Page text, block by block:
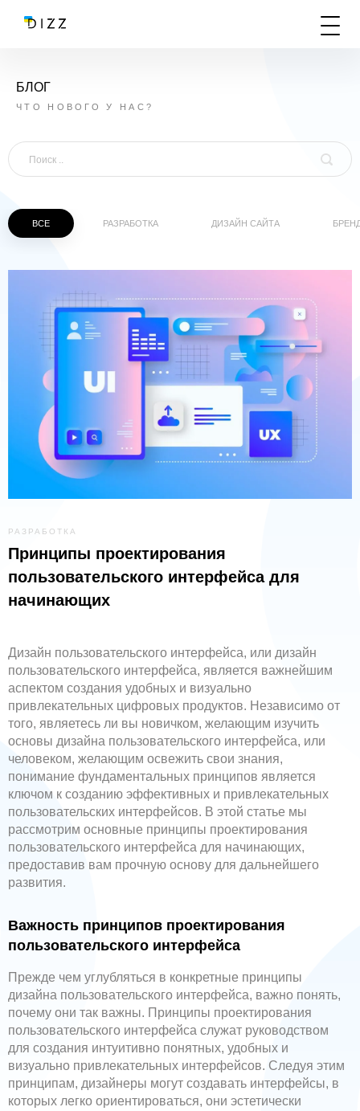
БЛОГ
ЧТО НОВОГО У НАС?
ВСЕ РАЗРАБОТКА ДИЗАЙН САЙТА
РАЗРАБОТКА
Принципы проектирования
пользовательского интерфейса для
начинающих
Дизайн пользовательского интерфейса, или дизайн
пользовательского интерфейса, является важнейшим
аспектом создания удобных и визуально
привлекательных цифровых продуктов. Независимо от
того, являетесь ли вы новичком, желающим изучить
основы дизайна пользовательского интерфейса, или
человеком, желающим освежить свои знания,
понимание фундаментальных принципов является
ключом к созданию эффективных и привлекательных
пользовательских интерфейсов. В этой статье мы
рассмотрим основные принципы проектирования
пользовательского интерфейса для начинающих,
предоставив вам прочную основу для дальнейшего
развития.
Важность принципов проектирования
пользовательского интерфейса
Прежде чем углубляться в конкретные принципы
дизайна пользовательского интерфейса, важно понять,
почему они так важны. Принципы проектирования
пользовательского интерфейса служат руководством
для создания интуитивно понятных, удобных и
визуально привлекательных интерфейсов. Следуя этим
принципам, дизайнеры могут создавать интерфейсы, в
которых легко ориентироваться, они эстетически